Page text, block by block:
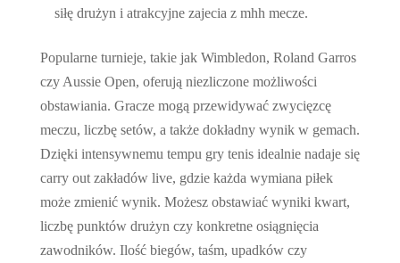
siłę drużyn i atrakcyjne zajecia z mhh mecze.
Popularne turnieje, takie jak Wimbledon, Roland Garros
czy Aussie Open, oferują niezliczone możliwości
obstawiania. Gracze mogą przewidywać zwycięzcę
meczu, liczbę setów, a także dokładny wynik w gemach.
Dzięki intensywnemu tempu gry tenis idealnie nadaje się
carry out zakładów live, gdzie każda wymiana piłek
może zmienić wynik. Możesz obstawiać wyniki kwart,
liczbę punktów drużyn czy konkretne osiągnięcia
zawodników. Ilość biegów, taśm, upadków czy